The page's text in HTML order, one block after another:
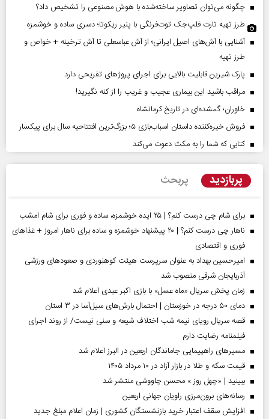
چگونه می‌توان تصاویر ساخته‌شده با هوش مصنوعی را تشخیص داد؟
طرز تهیه تارت فلپ‌جک توت‌فرنگی با پنیر ریکوتا؛ دسری ساده و خوشمزه
آشنایی با آش‌های اصیل ایرانی؛ از آش عباسعلی تا آش ترخینه + خواص و
طرز تهیه
پارک شیرین قابلیت‌ بالایی برای اجرای پروژهای تفریحی دارد
مراقب باشید این بیماری عجیب و غریب را از کنه نگیرید!
خاوران؛ گمشده‌ای در تاریخ کرمانشاه
فروش خیره‌کننده داستان اسباب‌بازی ۵؛ بزرگ‌ترین افتتاحیه سال برای پیکسار
کتابی که شما را به مکث دعوت می‌کند
پربازدید پربحث
برای شام چی درست کنم؟ | ۲۵ ایده خوشمزه، ساده و فوری برای شام امشب
ناهار چی درست کنم؟ | ۲۰ پیشنهاد خوشمزه و ساده برای ناهار امروز + غذاهای
فوری و اقتصادی
امیرحسین بهداد به عنوان سرپرست هیئت کوهنوردی و صعودهای ورزشی
آذربایجان شرقی منصوب شد
زمان پخش سریال «ماه عسل» با بازی اکبر عبدی اعلام شد
دمای ۵۰ درجه در خوزستان | احتمال بارش‌های سیل‌آسا در ۳ استان
قصه سریال رویای نیمه شب اختلاف شیعه و سنی نیست/ از روند اجرای
فیلمنامه رضایت دارم
مسیر‌های راهپیمایی جاماندگان اربعین در البرز اعلام شد
قیمت سکه و طلا در بازار آزاد در ۱۰ مرداد ۱۴۰۵
ببینید | «چهل روز » محسن چاووشی منتشر شد
رسانه‌های برون‌مرزی راویان جهانی اربعین
افزایش سقف اعتبار خرید بازنشستگان کشوری | زمان اعلام مبلغ جدید